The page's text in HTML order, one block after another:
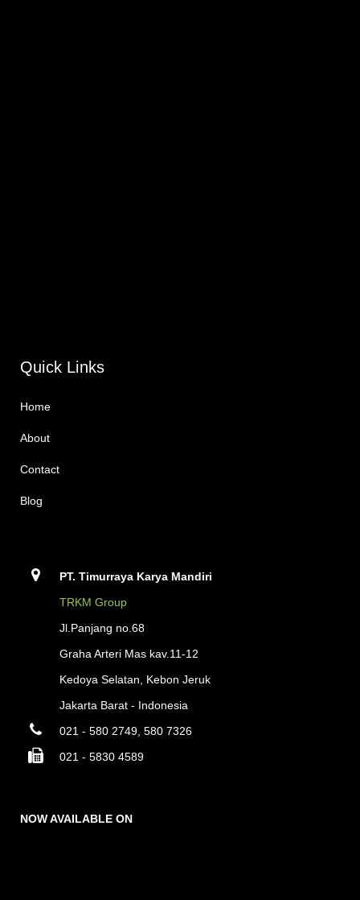
Quick Links
Home
About
Contact
Blog
PT. Timurraya Karya Mandiri
TRKM Group
Jl.Panjang no.68
Graha Arteri Mas kav.11-12
Kedoya Selatan, Kebon Jeruk
Jakarta Barat - Indonesia
021 - 580 2749, 580 7326
021 - 5830 4589
NOW AVAILABLE ON